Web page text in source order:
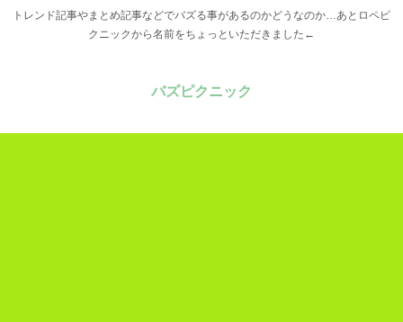
トレンド記事やまとめ記事などでバズる事があるのかどうなのか…あとロペピ
クニックから名前をちょっといただきました←
バズピクニック